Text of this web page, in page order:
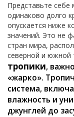
Представьте себе
одинаково долго
опускается ниже
значений. Это не
стран мира,
северной и южной
тропики,
«жарко».
система,
влажность и
джунглей до